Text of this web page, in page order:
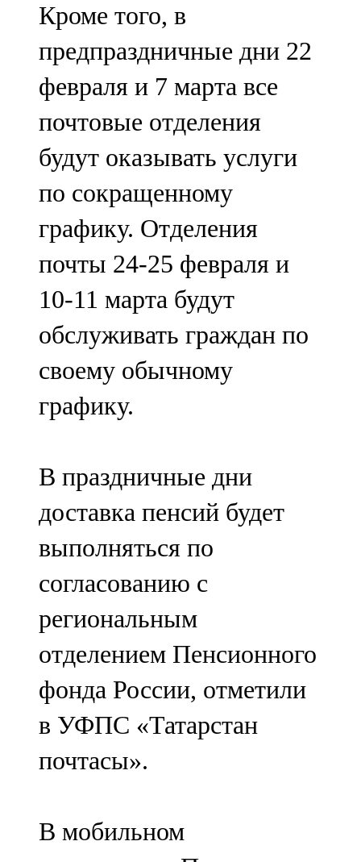
104,7 FM
Олы Әтнә
71,42 FM
Сарман
107,8 FM
Теләче
106,1 FM
Түбән Кама
102,6 FM
Чирмешән
107,7 FM
Чистай
Чүпрәле
91,0 FM
Шәмәрдән
102,3 FM
Яңа чишмә
107,0 FM
Яр Чаллы
105,5 FM
Кроме того, в
предпраздничные дни 22
февраля и 7 марта все
почтовые отделения
будут оказывать услуги
по сокращенному
графику. Отделения
почты 24-25 февраля и
10-11 марта будут
обслуживать граждан по
своему обычному
графику.
В праздничные дни
доставка пенсий будет
выполняться по
согласованию с
региональным
отделением Пенсионного
фонда России, отметили
в УФПС «Татарстан
почтасы».
В мобильном